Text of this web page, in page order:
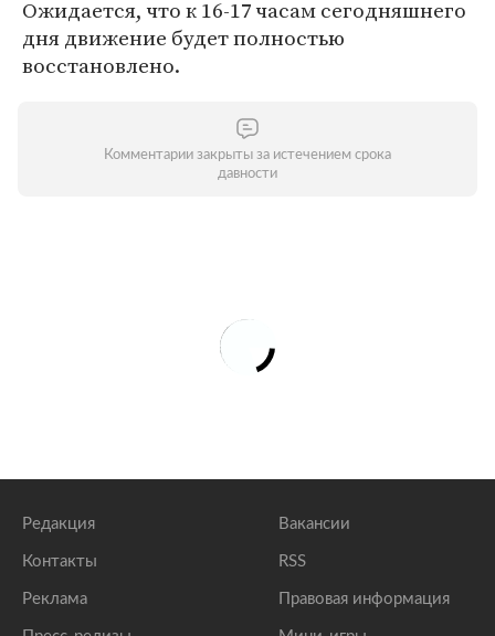
Ожидается, что к 16-17 часам сегодняшнего
дня движение будет полностью
восстановлено.
Комментарии закрыты за истечением срока
давности
Редакция
Контакты
Реклама
Вакансии
RSS
Правовая информация